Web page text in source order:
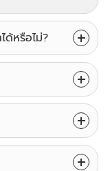
ด้หรือไม่?